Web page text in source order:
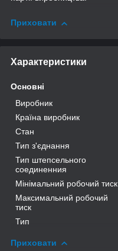
Приховати
Характеристики
Основні
Виробник
Країна виробник
Стан
Тип з'єднання
Тип штепсельного
соединенния
Мінімальний робочий тиск
Максимальний робочий
тиск
Тип
Приховати